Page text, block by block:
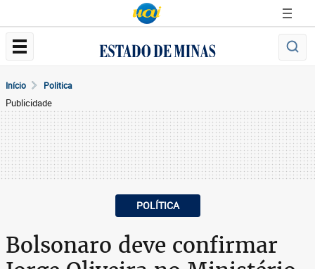
Início Politica
Publicidade
POLÍTICA
Bolsonaro deve confirmar